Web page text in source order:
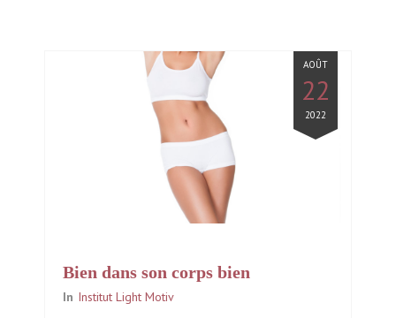
AOÛT
22
2022
Bien dans son corps bien
dans sa tête!
In Institut Light Motiv